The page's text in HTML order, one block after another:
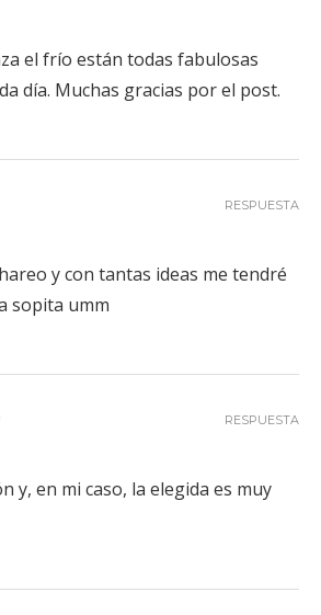
el frío están todas fabulosas
día. Muchas gracias por el post.
y con tantas ideas me tendré
sopita umm
RESPUESTA
y, en mi caso, la elegida es muy
RESPUESTA